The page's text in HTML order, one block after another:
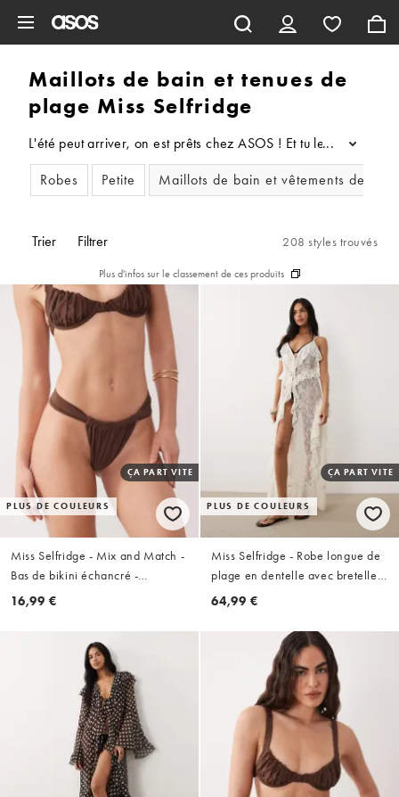
Maillots de bain et tenues de
plage Miss Selfridge
L'été peut arriver, on est prêts chez ASOS ! Et tu le seras
...
Robes
Petite Maillots de bain et vêtements de
Trier Filtrer 208 styles trouvés
Plus d'infos sur le classement de ces produits
PLUS DE COULEURS
ÇA PART VITE
Miss Selfridge - Mix and Match -
Bas de bikini échancré -
Chocolat
16,99 €
PLUS DE COULEURS
ÇA PART VITE
Miss Selfridge - Robe longue de
plage en dentelle avec bretelles
fines et détail noué - Naturel
64,99 €